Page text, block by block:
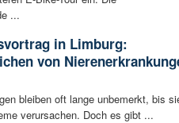
...
in Limburg:
von
bleiben oft lange unbemerkt, bis
verursachen. Doch es gibt ...